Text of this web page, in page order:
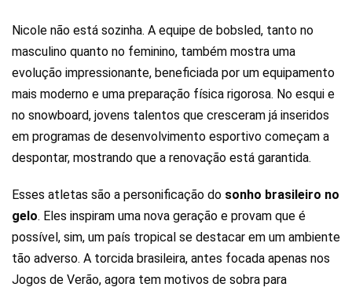
Nicole não está sozinha. A equipe de bobsled, tanto no
masculino quanto no feminino, também mostra uma
evolução impressionante, beneficiada por um equipamento
mais moderno e uma preparação física rigorosa. No esqui e
no snowboard, jovens talentos que cresceram já inseridos
em programas de desenvolvimento esportivo começam a
despontar, mostrando que a renovação está garantida.
Esses atletas são a personificação do sonho brasileiro no
gelo. Eles inspiram uma nova geração e provam que é
possível, sim, um país tropical se destacar em um ambiente
tão adverso. A torcida brasileira, antes focada apenas nos
Jogos de Verão, agora tem motivos de sobra para